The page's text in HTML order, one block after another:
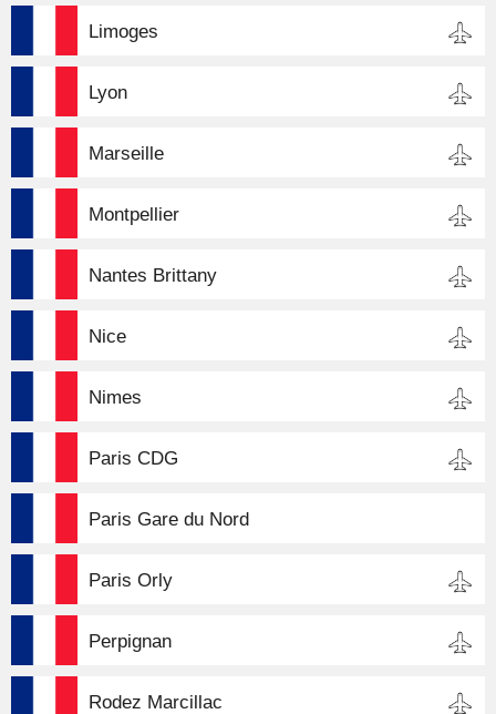
Limoges
Lyon
Marseille
Montpellier
Nantes Brittany
Nice
Nimes
Paris CDG
Paris Gare du Nord
Paris Orly
Perpignan
Rodez Marcillac